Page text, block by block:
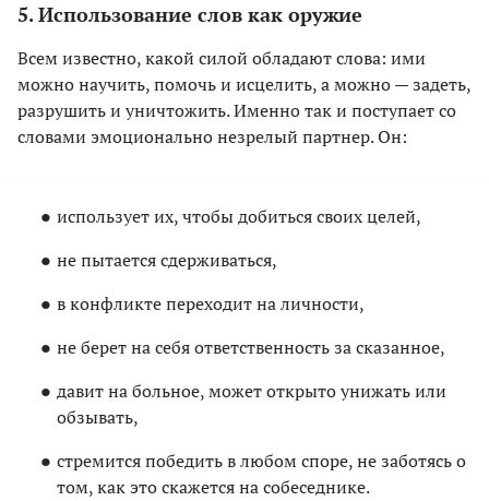
5. Использование слов как оружие
Всем известно, какой силой обладают слова: ими
можно научить, помочь и исцелить, а можно — задеть,
разрушить и уничтожить. Именно так и поступает со
словами эмоционально незрелый партнер. Он:
использует их, чтобы добиться своих целей,
не пытается сдерживаться,
в конфликте переходит на личности,
не берет на себя ответственность за сказанное,
давит на больное, может открыто унижать или
обзывать,
стремится победить в любом споре, не заботясь о
том, как это скажется на собеседнике.